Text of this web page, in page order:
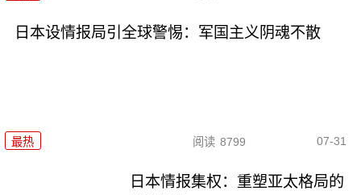
日本设情报局引全球警惕：军国主义阴魂不散
最热 阅读 8799 07-31
日本情报集权：重塑亚太格局的